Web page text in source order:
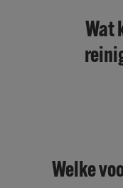
Wat
Welke